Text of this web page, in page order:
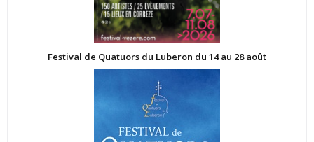
Festival de Quatuors du Luberon du 14 au 28 août